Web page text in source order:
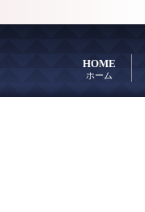
HOME
ホーム